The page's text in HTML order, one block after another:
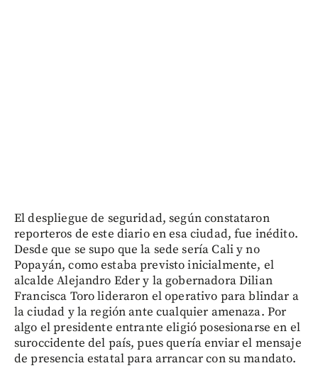
El despliegue de seguridad, según constataron
reporteros de este diario en esa ciudad, fue inédito.
Desde que se supo que la sede sería Cali y no
Popayán, como estaba previsto inicialmente, el
alcalde Alejandro Eder y la gobernadora Dilian
Francisca Toro lideraron el operativo para blindar a
la ciudad y la región ante cualquier amenaza. Por
algo el presidente entrante eligió posesionarse en el
suroccidente del país, pues quería enviar el mensaje
de presencia estatal para arrancar con su mandato.